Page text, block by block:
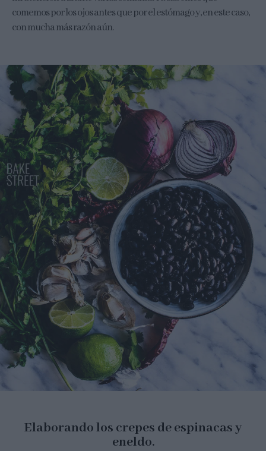
comemos por los ojos antes que por el estómago y, en este caso,
con mucha más razón aún.
Elaborando los crepes de espinacas y
eneldo.